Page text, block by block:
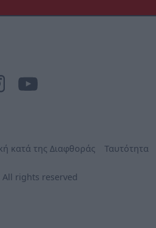
κατά της Διαφθοράς Ταυτότητα
rights reserved